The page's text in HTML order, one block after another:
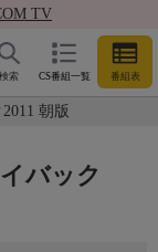
TV
CS番組一覧 番組表
検索
朝版
バック